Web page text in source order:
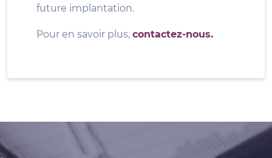
future implantation.
Pour en savoir plus, contactez-nous.